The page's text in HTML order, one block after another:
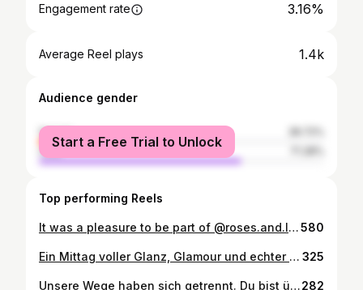
Engagement rate 3.16%
Average Reel plays 1.4k
Audience gender
female
male
Start a Free Trial to Unlock
Top performing Reels
It was a pleasure to be part of @roses.and.love.ball at the @deutschestheater on the weekend, it was so great to work with so many special people who made the event shine and created many special moments. We would like to thank everyone involved who made this evening possible. <3 . @julia_cranz @leenleftover @talias.trip @situlosabes @christinezierl @thebaerbl @miss__nyu @sophia_franz_ @schoenerschulen @mmaexxphotography @marion_ferg @2ndleifmona and many more, ……. . 💫 #latexshine @vivishine.company . . #epiccouturevienna #wienermode #handmadewithlove #design #trend #luxurylifestyle #beunique #bechic #couture #couturefashion580
Ein Mittag voller Glanz, Glamour und echter Herzensmomente. 🌹 Ladies – und ein Gentleman – auf der Bühne, vereint für den guten Zweck. 💫 Ein Tribut an BAMBI, ein Zeichen für Zusammenhalt und die Kraft des Gebens. ❤️🐇 ✨ A day full of sparkle, glamour, and true moments from the heart. 🌹 Ladies – and one Gentleman – on stage, united for a good cause. 💫 A tribute to BAMBI, a symbol of togetherness and the power of giving. ❤️🐇 #LadiesRedReasons #TributeToBambi #ForAGoodCause #charity #actress #model 325
Unsere Wege haben sich getrennt. Du bist über die Regenbogenbrücke gegangen. 🌈 es gibt Menschen die sagen: es war doch nur ein 🐶…. Ich sage: Gibt es einen Menschen der loyaler ist als ein Hund? Du warst mein engster Wegbegleiter und immer für mich da, egal wie ich aussah oder mich fühlte. Du warst ein unglaubliches Geschenk und ich bin dankbar dass ich Dich haben durfte und Du mich so viele Jahre begleitet hast. Ich bin unfassbar traurig und vermisse dich unendlich! 🐶.🖤Mr. Little. 13.04. 2009 - 07.07.2025282